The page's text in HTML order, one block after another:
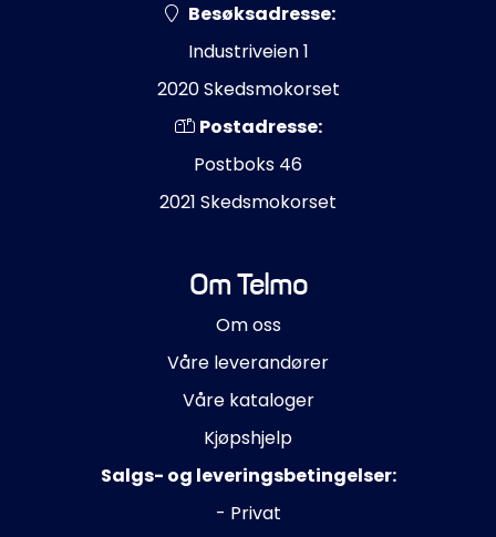
Besøksadresse:
Industriveien 1
2020 Skedsmokorset
Postadresse:
Postboks 46
2021 Skedsmokorset
Om Telmo
Om oss
Våre leverandører
Våre kataloger
Kjøpshjelp
Salgs- og leveringsbetingelser:
- Privat